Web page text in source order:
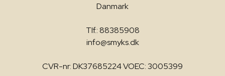
Danmark
Tlf.: 88385908
info@smyks.dk
CVR-nr: DK37685224 VOEC: 3005399